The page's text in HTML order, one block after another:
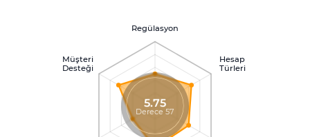
Regülasyon
Hesap
Türleri
Müşteri
Desteği
5.75
Derece 57